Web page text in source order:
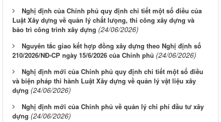
Nghị định của Chính phủ quy định chi tiết một số điều của
Luật Xây dựng về quản lý chất lưọng, thi công xây dựng và
bảo trì công trình xây dựng (24/06/2026)
Nguyên tắc giao kết hợp đồng xây dựng theo Nghị định số
210/2026/NĐ-CP ngày 15/6/2026 của Chính phủ (24/06/2026)
Nghị định mới của Chính phủ quy định chi tiết một số điều
và biện pháp thi hành Luật Xây dựng về quản lý vật liệu xây
dựng (24/06/2026)
Nghị định mới của Chính phủ về quản lý chi phí đầu tư xây
dựng (24/06/2026)